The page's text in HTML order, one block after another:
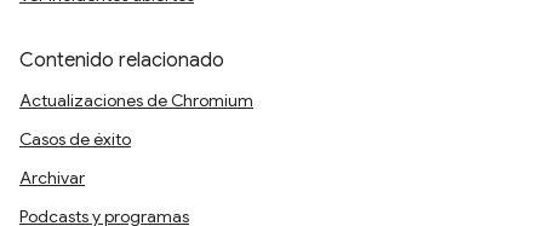
Contenido relacionado
Actualizaciones de Chromium
Casos de éxito
Archivar
Podcasts y programas